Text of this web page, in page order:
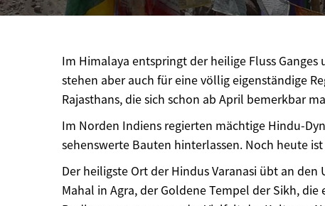
Im Himalaya entspringt der heilige Fluss
stehen aber auch für eine völlig eigenständige
Rajasthans, die sich schon ab April bemerkbar
Im Norden Indiens regierten mächtige Hindu-
sehenswerte Bauten hinterlassen. Noch heute
Der heiligste Ort der Hindus Varanasi übt an
Mahal in Agra, der Goldene Tempel der Sikh,